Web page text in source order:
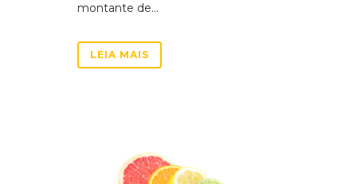
montante de...
LEIA MAIS